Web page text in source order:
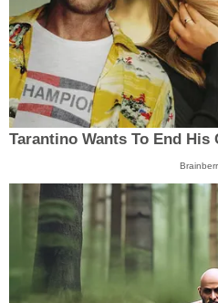
Tarantino Wants To End